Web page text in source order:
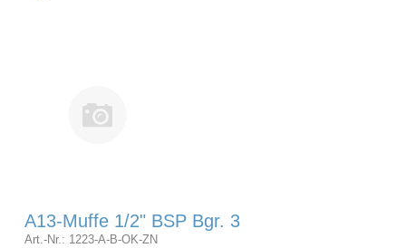
A13-Muffe 1/2" BSP Bgr. 3
Art.-Nr.: 1223-A-B-OK-ZN